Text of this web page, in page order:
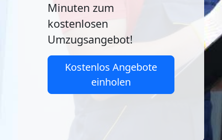
Minuten zum
kostenlosen
Umzugsangebot!
Kostenlos Angebote
einholen